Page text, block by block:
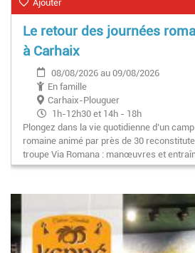
Ajouter
Le retour des journées
à Carhaix
08/08/2026 au 09/08/2026
En famille
Carhaix-Plouguer
1h-12h30 et 14h - 18h
Plongez dans la vie quotidienne d’un
romaine animé par près de 30
troupe Via Romana : manœuvres et